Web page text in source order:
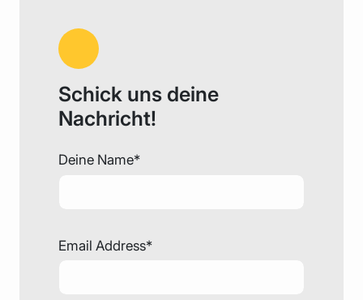
Schick uns deine
Nachricht!
Deine Name*
Email Address*